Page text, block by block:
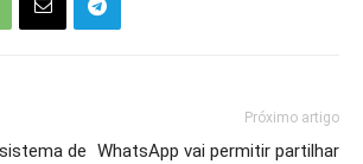
de
Próximo artigo
WhatsApp vai permitir partilhar